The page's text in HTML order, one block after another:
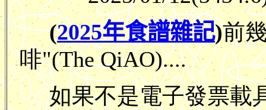
(2025年食譜雜記)前
啡"(The QiAO)....
如果不是電子發票載